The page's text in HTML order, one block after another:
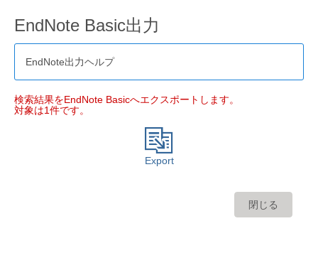
EndNote Basic出力
EndNote出力ヘルプ
検索結果をEndNote Basicへエクスポートします。
対象は1件です。
Export